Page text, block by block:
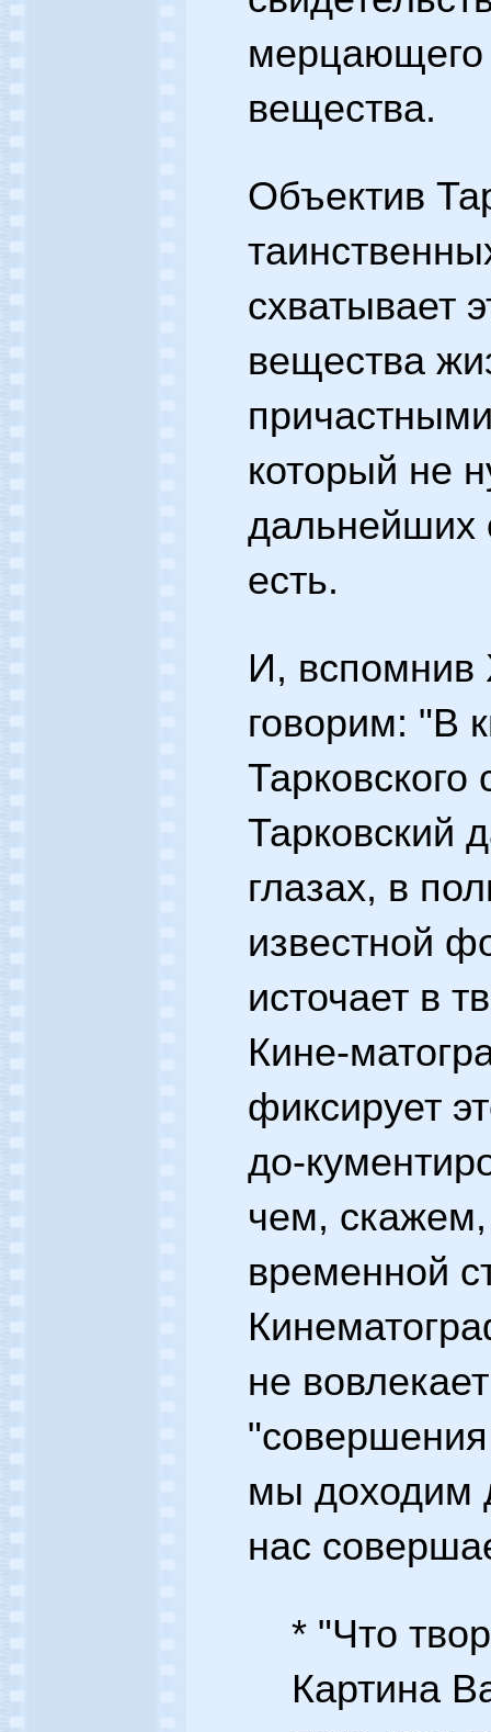
мерцающего
вещества.
Объектив
схватывает
вещества
который не
дальнейших
есть.
И, вспомнив
говорим: "В
Тарковский
глазах, в
известной
источает в
Кине-
фиксирует
до-
чем,
временной
не
мы доходим
нас
* "Что
Картина